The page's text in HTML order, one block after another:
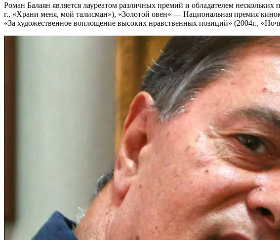
Роман Балаян является лауреатом различных премий и обладателем
г., «Храни меня, мой талисман»), «Золотой овен» — Национальная премия
«За художественное воплощение высоких нравственных позиций» (2004г.,